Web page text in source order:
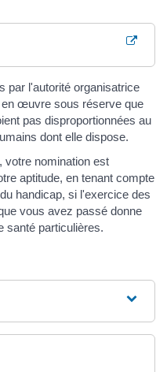
par l'autorité organisatrice
œuvre sous réserve que
pas disproportionnées au
dont elle dispose.
votre nomination est
aptitude, en tenant compte
handicap, si l'exercice des
vous avez passé donne
santé particulières.